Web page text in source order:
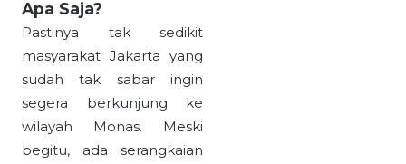
Apa Saja?
Pastinya tak sedikit
masyarakat Jakarta yang
sudah tak sabar ingin
segera berkunjung ke
wilayah Monas. Meski
begitu, ada serangkaian